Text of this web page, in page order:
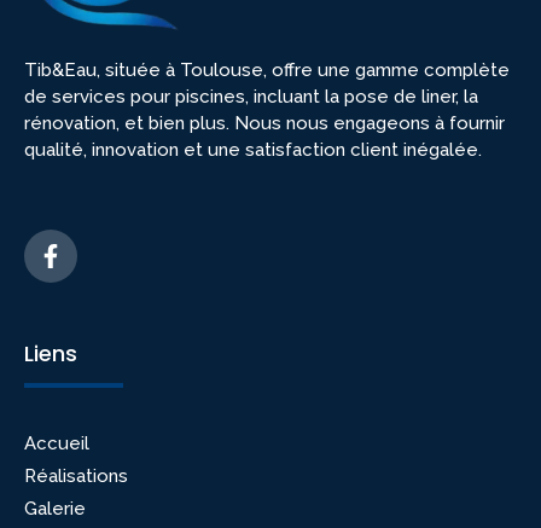
Tib&Eau, située à Toulouse, offre une gamme complète
de services pour piscines, incluant la pose de liner, la
rénovation, et bien plus. Nous nous engageons à fournir
qualité, innovation et une satisfaction client inégalée.
Liens
Accueil
Réalisations
Galerie